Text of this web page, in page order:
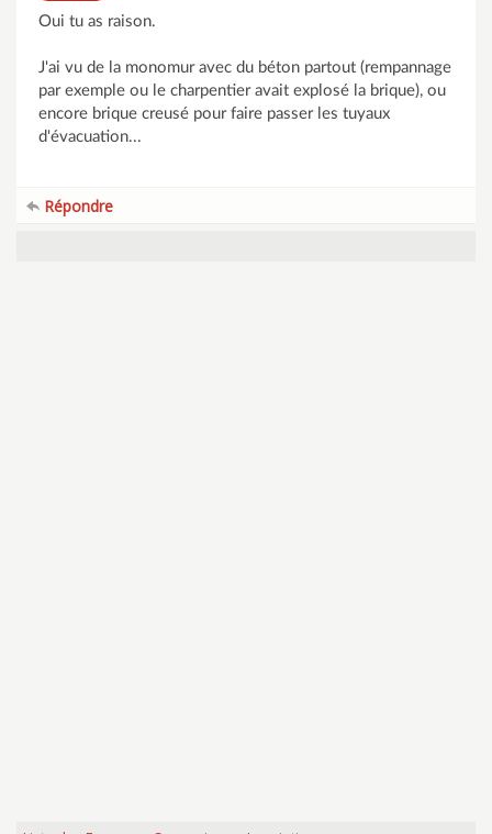
Oui tu as raison.
J'ai vu de la monomur avec du béton partout (rempannage
par exemple ou le charpentier avait explosé la brique), ou
encore brique creusé pour faire passer les tuyaux
d'évacuation...
Répondre